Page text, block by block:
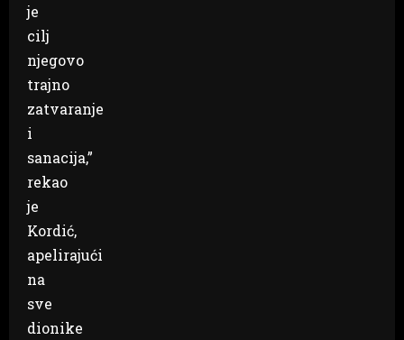
je
cilj
njegovo
trajno
zatvaranje
i
sanacija,”
rekao
je
Kordić,
apelirajući
na
sve
dionike